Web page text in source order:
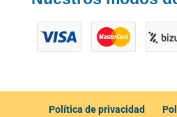
Política de privacidad